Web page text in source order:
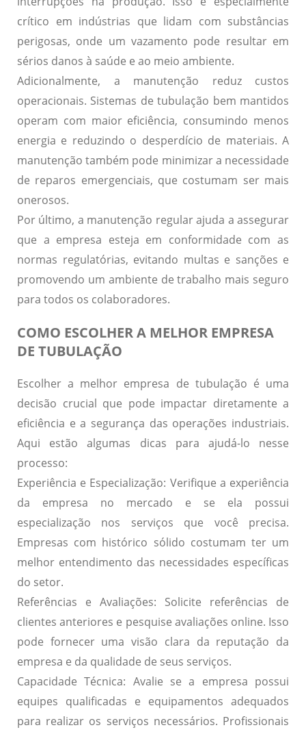
crítico em indústrias que lidam com substâncias
perigosas, onde um vazamento pode resultar em
sérios danos à saúde e ao meio ambiente.
Adicionalmente, a manutenção reduz custos
operacionais. Sistemas de tubulação bem mantidos
operam com maior eficiência, consumindo menos
energia e reduzindo o desperdício de materiais. A
manutenção também pode minimizar a necessidade
de reparos emergenciais, que costumam ser mais
onerosos.
Por último, a manutenção regular ajuda a assegurar
que a empresa esteja em conformidade com as
normas regulatórias, evitando multas e sanções e
promovendo um ambiente de trabalho mais seguro
para todos os colaboradores.
COMO ESCOLHER A MELHOR EMPRESA
DE TUBULAÇÃO
Escolher a melhor empresa de tubulação é uma
decisão crucial que pode impactar diretamente a
eficiência e a segurança das operações industriais.
Aqui estão algumas dicas para ajudá-lo nesse
processo:
Experiência e Especialização: Verifique a experiência
da empresa no mercado e se ela possui
especialização nos serviços que você precisa.
Empresas com histórico sólido costumam ter um
melhor entendimento das necessidades específicas
do setor.
Referências e Avaliações: Solicite referências de
clientes anteriores e pesquise avaliações online. Isso
pode fornecer uma visão clara da reputação da
empresa e da qualidade de seus serviços.
Capacidade Técnica: Avalie se a empresa possui
equipes qualificadas e equipamentos adequados
para realizar os serviços necessários. Profissionais